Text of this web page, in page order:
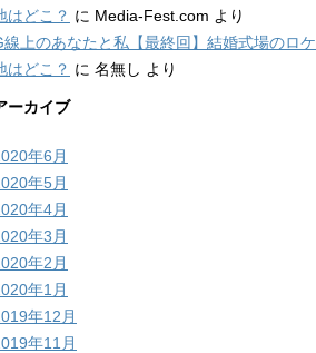
はどこ？ に Media-Fest.com より
線上のあなたと私【最終回】結婚式場のロケ
はどこ？ に 名無し より
ーカイブ
年6月
年5月
年4月
年3月
年2月
年1月
年12月
年11月